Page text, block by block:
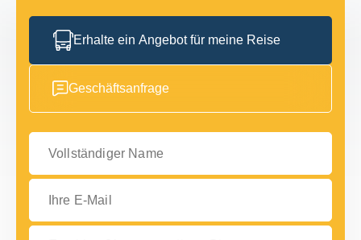
Erhalte ein Angebot für meine Reise
Geschäftsanfrage
Vollständiger Name
Ihre E-Mail
Erzählen Sie uns von Ihren Plänen